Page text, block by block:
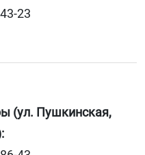
23
(ул. Пушкинская,